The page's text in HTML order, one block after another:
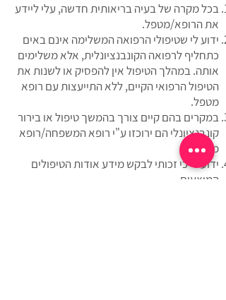
בכל מקרה של בעיה בריאותית חדשה, עלי ליידע
את הרופא/מטפל.
ידוע לי שטיפולי הרפואה המשלימה אינם באים
כתחליף לרפואה הקונבנציונלית, אלא משלימים
אותה. במהלך הטיפול אין להפסיק או לשנות את
הטיפול הרפואי הקיים, ללא התייעצות עם רופא
מטפל.
במקרים בהם קיים צורך בהמשך טיפול או בירור
קונבנציונלי הם ירוכזו ע"י רופא המשפחה/רופא
מטפל.
ידוע לי כי זכותי לבקש מידע אודות הטיפולים
המוצעים.